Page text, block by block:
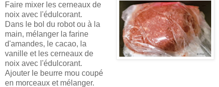
Faire mixer les cerneaux de
noix avec l'édulcorant.
Dans le bol du robot ou à la
main, mélanger la farine
d'amandes, le cacao, la
vanille et les cerneaux de
noix avec l'édulcorant.
Ajouter le beurre mou coupé
en morceaux et mélanger.